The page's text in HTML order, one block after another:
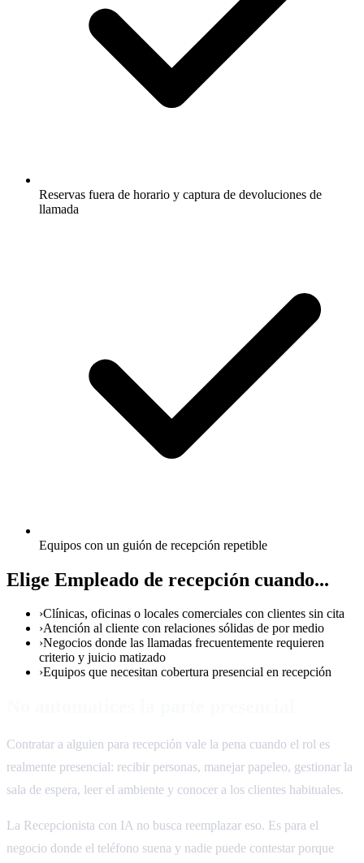
Reservas fuera de horario y captura de devoluciones de
llamada
Equipos con un guión de recepción repetible
Elige Empleado de recepción cuando...
›Clínicas, oficinas o locales comerciales con clientes sin cita
›Atención al cliente con relaciones sólidas de por medio
›Negocios donde las llamadas frecuentemente requieren
criterio y juicio matizado
›Equipos que necesitan cobertura presencial en recepción
Contratar a alguien para recepción vale la pena cuando el rol es
realmente presencial: recibir personas, manejar papeleo, gestionar la
sala de espera, leer el ambiente y conocer a los clientes habituales.
La Recepcionista con IA no busca reemplazar eso. Es para el
negocio donde el teléfono suena y nadie puede contestar porque